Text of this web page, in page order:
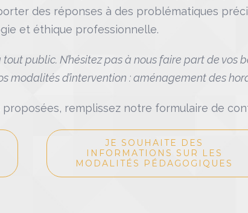
des réponses à des problématiques
et éthique professionnelle.
public. N’hésitez pas à nous faire part de
modalités d’intervention : aménagement des
remplissez notre formulaire de
JE SOUHAITE DES
INFORMATIONS SUR LES
MODALITÉS PÉDAGOGIQUES